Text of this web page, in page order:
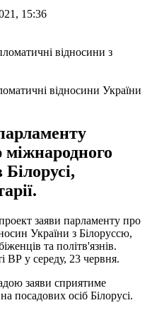
15:36
відносини України
заяви парламенту про
України з Білоруссю,
та політв'язнів.
ВР у середу, 23 червня.
заяви сприятиме
посадових осіб Білорусі.